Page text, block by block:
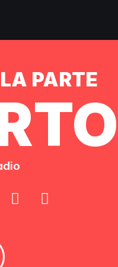
PARTE